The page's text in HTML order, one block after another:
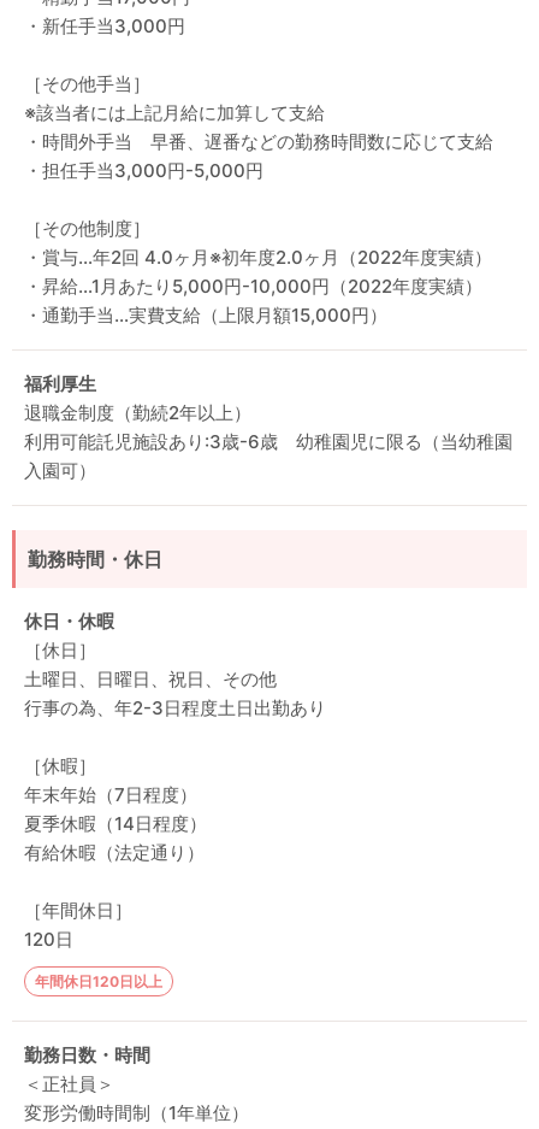
・新任手当3,000円
［その他手当］
※該当者には上記月給に加算して支給
・時間外手当 早番、遅番などの勤務時間数に応じて支給
・担任手当3,000円-5,000円
［その他制度］
・賞与…年2回 4.0ヶ月※初年度2.0ヶ月（2022年度実績）
・昇給…1月あたり5,000円-10,000円（2022年度実績）
・通勤手当…実費支給（上限月額15,000円）
福利厚生
退職金制度（勤続2年以上）
利用可能託児施設あり:3歳-6歳 幼稚園児に限る（当幼稚園
入園可）
勤務時間・休日
休日・休暇
［休日］
土曜日、日曜日、祝日、その他
行事の為、年2-3日程度土日出勤あり
［休暇］
年末年始（7日程度）
夏季休暇（14日程度）
有給休暇（法定通り）
［年間休日］
120日
年間休日120日以上
勤務日数・時間
＜正社員＞
変形労働時間制（1年単位）